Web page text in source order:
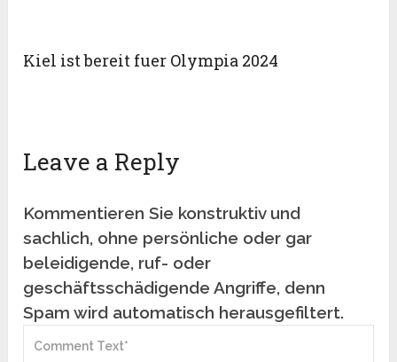
Kiel ist bereit fuer Olympia 2024
Leave a Reply
Kommentieren Sie konstruktiv und
sachlich, ohne persönliche oder gar
beleidigende, ruf- oder
geschäftsschädigende Angriffe, denn
Spam wird automatisch herausgefiltert.